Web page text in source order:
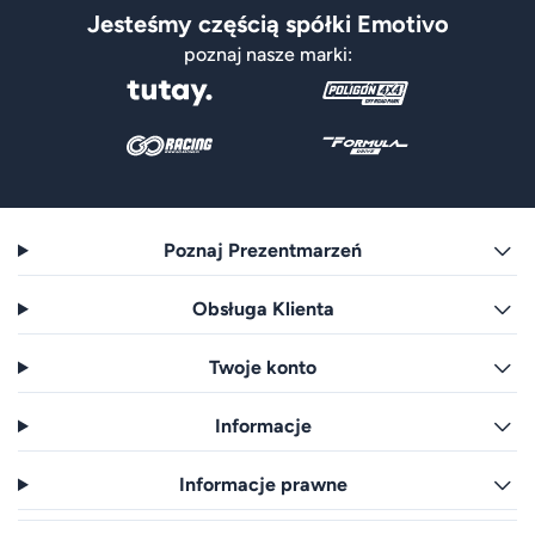
Jesteśmy częścią spółki Emotivo
poznaj nasze marki:
Poznaj Prezentmarzeń
Obsługa Klienta
Twoje konto
Informacje
Informacje prawne